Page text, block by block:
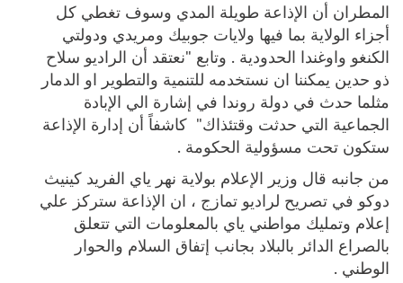
المطران أن الإذاعة طويلة المدي وسوف تغطي كل
أجزاء الولاية بما فيها ولايات جوبيك ومريدي ودولتي
الكنغو واوغندا الحدودية . وتابع "نعتقد أن الراديو سلاح
ذو حدين يمكننا ان نستخدمه للتنمية والتطوير او الدمار
مثلما حدث في دولة روندا في إشارة الي الإبادة
الجماعية التي حدثت وقتئذاك" كاشفاً أن إدارة الإذاعة
ستكون تحت مسؤولية الحكومة .
من جانبه قال وزير الإعلام بولاية نهر ياي الفريد كينيث
دوكو في تصريح لراديو تمازج ، ان الإذاعة ستركز علي
إعلام وتمليك مواطني ياي بالمعلومات التي تتعلق
بالصراع الدائر بالبلاد بجانب إتفاق السلام والحوار
الوطني .